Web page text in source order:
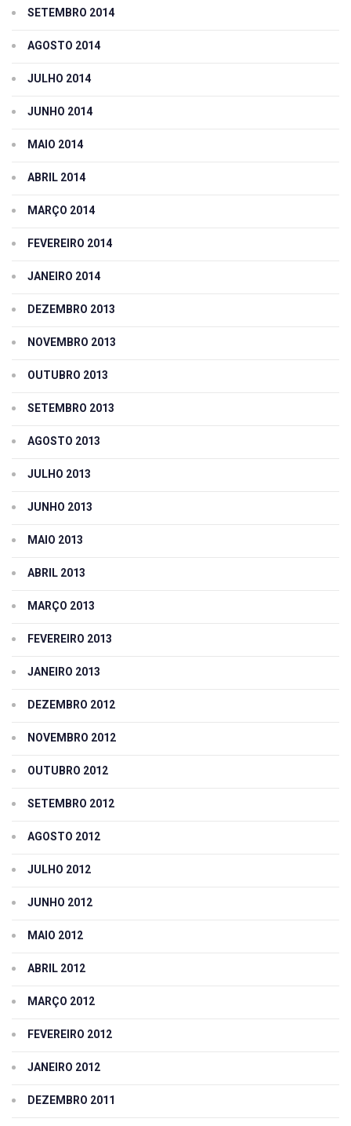
SETEMBRO 2014
AGOSTO 2014
JULHO 2014
JUNHO 2014
MAIO 2014
ABRIL 2014
MARÇO 2014
FEVEREIRO 2014
JANEIRO 2014
DEZEMBRO 2013
NOVEMBRO 2013
OUTUBRO 2013
SETEMBRO 2013
AGOSTO 2013
JULHO 2013
JUNHO 2013
MAIO 2013
ABRIL 2013
MARÇO 2013
FEVEREIRO 2013
JANEIRO 2013
DEZEMBRO 2012
NOVEMBRO 2012
OUTUBRO 2012
SETEMBRO 2012
AGOSTO 2012
JULHO 2012
JUNHO 2012
MAIO 2012
ABRIL 2012
MARÇO 2012
FEVEREIRO 2012
JANEIRO 2012
DEZEMBRO 2011